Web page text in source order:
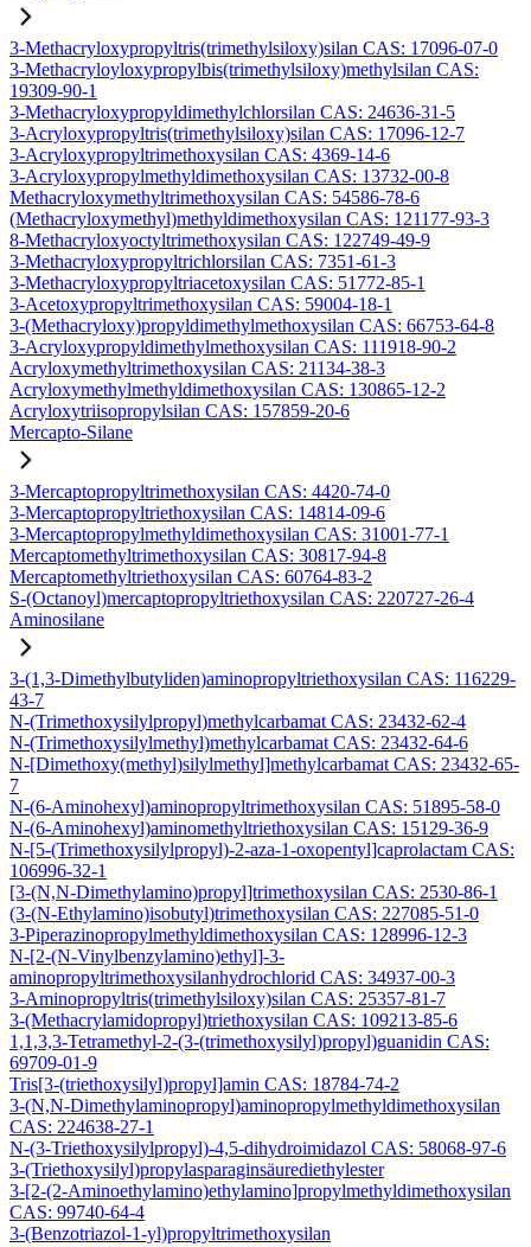
3-Methacryloxypropyltris(trimethylsiloxy)silan CAS: 17096-07-0
3-Methacryloyloxypropylbis(trimethylsiloxy)methylsilan CAS:
19309-90-1
3-Methacryloxypropyldimethylchlorsilan CAS: 24636-31-5
3-Acryloxypropyltris(trimethylsiloxy)silan CAS: 17096-12-7
3-Acryloxypropyltrimethoxysilan CAS: 4369-14-6
3-Acryloxypropylmethyldimethoxysilan CAS: 13732-00-8
Methacryloxymethyltrimethoxysilan CAS: 54586-78-6
(Methacryloxymethyl)methyldimethoxysilan CAS: 121177-93-3
8-Methacryloxyoctyltrimethoxysilan CAS: 122749-49-9
3-Methacryloxypropyltrichlorsilan CAS: 7351-61-3
3-Methacryloxypropyltriacetoxysilan CAS: 51772-85-1
3-Acetoxypropyltrimethoxysilan CAS: 59004-18-1
3-(Methacryloxy)propyldimethylmethoxysilan CAS: 66753-64-8
3-Acryloxypropyldimethylmethoxysilan CAS: 111918-90-2
Acryloxymethyltrimethoxysilan CAS: 21134-38-3
Acryloxymethylmethyldimethoxysilan CAS: 130865-12-2
Acryloxytriisopropylsilan CAS: 157859-20-6
Mercapto-Silane
3-Mercaptopropyltrimethoxysilan CAS: 4420-74-0
3-Mercaptopropyltriethoxysilan CAS: 14814-09-6
3-Mercaptopropylmethyldimethoxysilan CAS: 31001-77-1
Mercaptomethyltrimethoxysilan CAS: 30817-94-8
Mercaptomethyltriethoxysilan CAS: 60764-83-2
S-(Octanoyl)mercaptopropyltriethoxysilan CAS: 220727-26-4
Aminosilane
3-(1,3-Dimethylbutyliden)aminopropyltriethoxysilan CAS: 116229-
43-7
N-(Trimethoxysilylpropyl)methylcarbamat CAS: 23432-62-4
N-(Trimethoxysilylmethyl)methylcarbamat CAS: 23432-64-6
N-[Dimethoxy(methyl)silylmethyl]methylcarbamat CAS: 23432-65-
7
N-(6-Aminohexyl)aminopropyltrimethoxysilan CAS: 51895-58-0
N-(6-Aminohexyl)aminomethyltriethoxysilan CAS: 15129-36-9
N-[5-(Trimethoxysilylpropyl)-2-aza-1-oxopentyl]caprolactam CAS:
106996-32-1
[3-(N,N-Dimethylamino)propyl]trimethoxysilan CAS: 2530-86-1
(3-(N-Ethylamino)isobutyl)trimethoxysilan CAS: 227085-51-0
3-Piperazinopropylmethyldimethoxysilan CAS: 128996-12-3
N-[2-(N-Vinylbenzylamino)ethyl]-3-
aminopropyltrimethoxysilanhydrochlorid CAS: 34937-00-3
3-Aminopropyltris(trimethylsiloxy)silan CAS: 25357-81-7
3-(Methacrylamidopropyl)triethoxysilan CAS: 109213-85-6
1,1,3,3-Tetramethyl-2-(3-(trimethoxysilyl)propyl)guanidin CAS:
69709-01-9
Tris[3-(triethoxysilyl)propyl]amin CAS: 18784-74-2
3-(N,N-Dimethylaminopropyl)aminopropylmethyldimethoxysilan
CAS: 224638-27-1
N-(3-Triethoxysilylpropyl)-4,5-dihydroimidazol CAS: 58068-97-6
3-(Triethoxysilyl)propylasparaginsäurediethylester
3-[2-(2-Aminoethylamino)ethylamino]propylmethyldimethoxysilan
CAS: 99740-64-4
3-(Benzotriazol-1-yl)propyltrimethoxysilan